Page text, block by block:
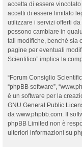
accetta di essere
accetti di essere limitato
utilizzare i servizi offerti da
possono cambiare in
tali modifiche, benché sia
pagine per eventuali
Scientifico” implica la
“Forum Consiglio
“phpBB software”,
è un software per la
GNU General Public
da www.phpbb.com. Il
phpBB Limited non è
ulteriori informazioni su